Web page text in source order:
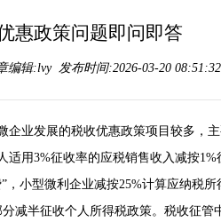
惠政策问题即问即答
辑:lvy 发布时间:2026-03-20 08:51:32
企业发展的税收优惠政策项目较多，
适用3%征收率的应税销售收入减按
，小型微利企业减按25%计算应纳税
减半征收个人所得税政策。税收征